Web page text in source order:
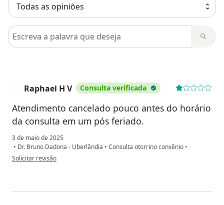
Pesquisar em opiniões
Raphael H V Consulta verificada
Atendimento cancelado pouco antes do horário
da consulta em um pós feriado.
3 de maio de 2025
• Dr. Bruno Dadona - Uberlândia • Consulta otorrino convênio •
na opinião do utilizador Raphael H V
Solicitar revisão